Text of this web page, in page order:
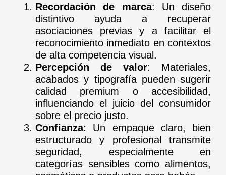
Recordación de marca: Un diseño
distintivo ayuda a recuperar
asociaciones previas y a facilitar el
reconocimiento inmediato en contextos
de alta competencia visual.
Percepción de valor: Materiales,
acabados y tipografía pueden sugerir
calidad premium o accesibilidad,
influenciando el juicio del consumidor
sobre el precio justo.
Confianza: Un empaque claro, bien
estructurado y profesional transmite
seguridad, especialmente en
categorías sensibles como alimentos,